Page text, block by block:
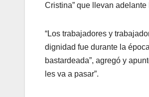
Cristina” que llevan
“Los trabajadores y
dignidad fue durante la
bastardeada”, agregó y
les va a pasar”.